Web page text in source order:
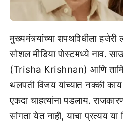
मुख्यमंत्र्यांच्या शपथविधीला
सोशल मीडिया पोस्टमध्ये नाव.
(Trisha Krishnan) आणि
थलपती विजय यांच्यात नक्की
एकदा चाहत्यांना पडलाय.
सांगता येत नाही, याचा प्रत्यय या